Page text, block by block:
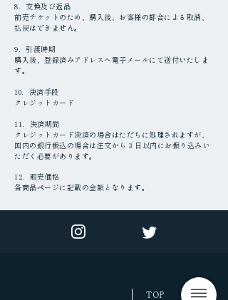
8．交換及び返品
前売チケットのため、購入後、お客様の都合による取消、
払戻はできません。
9．引渡時期
購入後、登録済みアドレスへ電子メールにて送付いたしま
す。
10．決済手段
クレジットカード
11．決済期間
クレジットカード決済の場合はただちに処理されますが、
国内の銀行振込の場合は注文から 3 日以内にお振り込みい
ただく必要があります。
12．販売価格
各商品ページに記載の金額となります。
TOP